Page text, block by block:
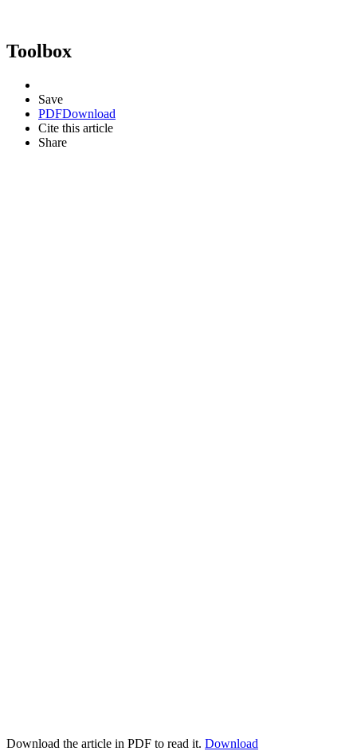
Toolbox
Save
PDFDownload
Cite this article
Share
Download the article in PDF to read it. Download